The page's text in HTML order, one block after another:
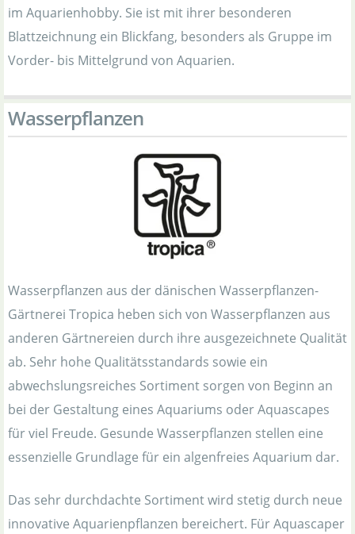
im Aquarienhobby. Sie ist mit ihrer besonderen
Blattzeichnung ein Blickfang, besonders als Gruppe im
Vorder- bis Mittelgrund von Aquarien.
Wasserpflanzen
Wasserpflanzen aus der dänischen Wasserpflanzen-
Gärtnerei Tropica heben sich von Wasserpflanzen aus
anderen Gärtnereien durch ihre ausgezeichnete Qualität
ab. Sehr hohe Qualitätsstandards sowie ein
abwechslungsreiches Sortiment sorgen von Beginn an
bei der Gestaltung eines Aquariums oder Aquascapes
für viel Freude. Gesunde Wasserpflanzen stellen eine
essenzielle Grundlage für ein algenfreies Aquarium dar.
Das sehr durchdachte Sortiment wird stetig durch neue
innovative Aquarienpflanzen bereichert. Für Aquascaper